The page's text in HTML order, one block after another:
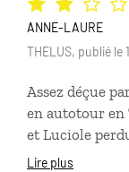
Assez déçue
en autotour en
et Luciole
confort
Lire plus
ANNE-LAURE
THELUS, publié le